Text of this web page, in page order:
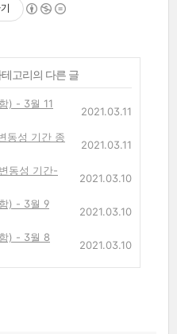
테고리의 다른 글
) - 3월 11
2021.03.11
동성 기간 종
2021.03.11
동성 기간-
2021.03.10
) - 3월 9
2021.03.10
) - 3월 8
2021.03.10